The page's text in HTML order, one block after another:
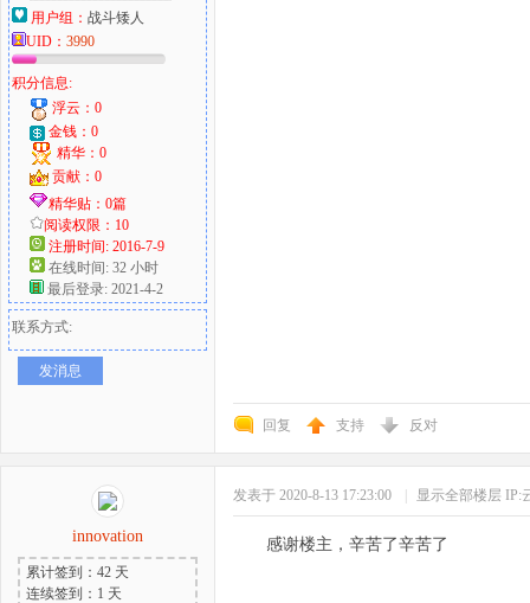
用户组： 战斗矮人
UID： 3990
积分信息:
浮云：0
金钱：0
精华：0
贡献：0
精华贴：0篇
阅读权限：10
注册时间: 2016-7-9
在线时间: 32 小时
最后登录: 2021-4-2
联系方式:
发消息
回复 支持 反对
innovation
累计签到：42 天
连续签到：1 天
发表于 2020-8-13 17:23:00 显示全部楼层 IP:
感谢楼主，辛苦了辛苦了